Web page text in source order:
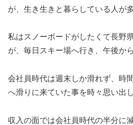
が、生き生きと暮らしている人が
私はスノーボードがしたくて長野
が、毎日スキー場へ行き、午後か
会社員時代は週末しか滑れず、時
へ滑りに来ていた事を時々思い出し
収入の面では会社員時代の半分に